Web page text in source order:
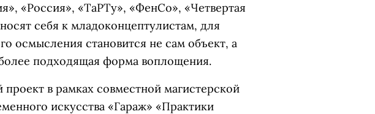
«Россия», «ТаРТу», «ФенСо», «Четвертая
себя к младоконцептулистам, для
осмысления становится не сам объект, а
подходящая форма воплощения.
в рамках совместной магистерской
искусства «Гараж» «Практики